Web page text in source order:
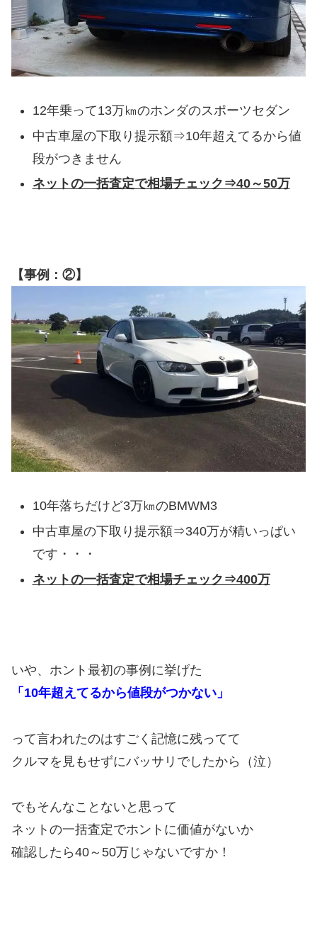
12年乗って13万㎞のホンダのスポーツセダン
中古車屋の下取り提示額⇒10年超えてるから値
段がつきません
ネットの一括査定で相場チェック⇒40～50万
【事例：②】
10年落ちだけど3万㎞のBMWM3
中古車屋の下取り提示額⇒340万が精いっぱい
です・・・
ネットの一括査定で相場チェック⇒400万
いや、ホント最初の事例に挙げた
「10年超えてるから値段がつかない」
って言われたのはすごく記憶に残ってて
クルマを見もせずにバッサリでしたから（泣）
でもそんなことないと思って
ネットの一括査定でホントに価値がないか
確認したら40～50万じゃないですか！